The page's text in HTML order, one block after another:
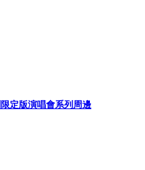
定版演唱會系列周邊